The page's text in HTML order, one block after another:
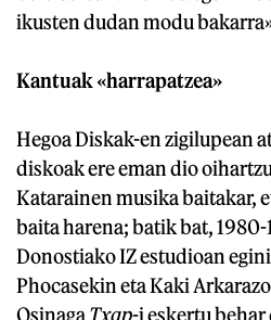
ikusten dudan modu
Kantuak «harrapatzea»
Hegoa Diskak-en zigilupean
diskoak ere eman dio
Katarainen musika baitakar,
baita harena; batik bat,
Donostiako IZ estudioan
Phocasekin eta Kaki
Osinaga Txap-i eskertu